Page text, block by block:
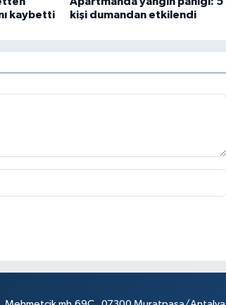
kaybetti
kişi dumandan etkilendi